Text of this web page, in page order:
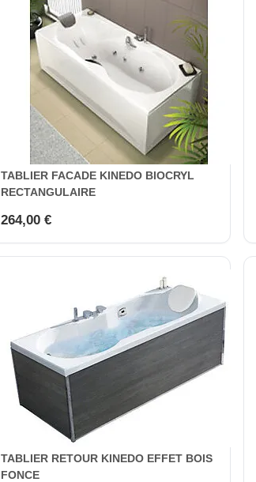
TABLIER FACADE KINEDO BIOCRYL
RECTANGULAIRE
264,00 €
TABLIER RETOUR KINEDO EFFET BOIS
FONCE